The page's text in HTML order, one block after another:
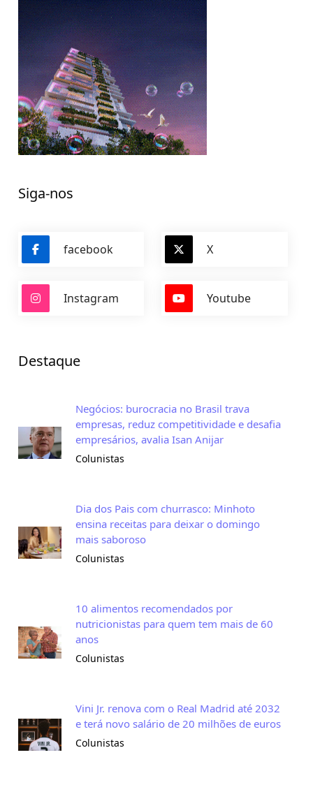
Siga-nos
facebook X
Instagram Youtube
Destaque
Negócios: burocracia no Brasil trava
empresas, reduz competitividade e desafia
empresários, avalia Isan Anijar
Colunistas
Dia dos Pais com churrasco: Minhoto
ensina receitas para deixar o domingo
mais saboroso
Colunistas
10 alimentos recomendados por
nutricionistas para quem tem mais de 60
anos
Colunistas
Vini Jr. renova com o Real Madrid até 2032
e terá novo salário de 20 milhões de euros
Colunistas